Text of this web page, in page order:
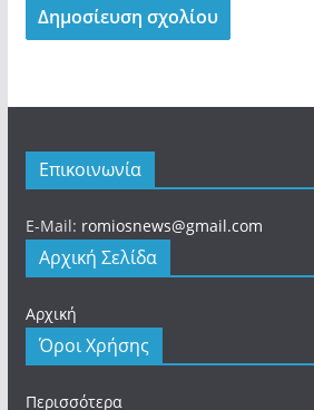
Επικοινωνία
E-Mail: romiosnews@gmail.com
Αρχική Σελίδα
Αρχική
Όροι Χρήσης
Περισσότερα